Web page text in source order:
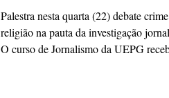
Palestra nesta quarta (22) debate
religião na pauta da investigação
O curso de Jornalismo da UEPG